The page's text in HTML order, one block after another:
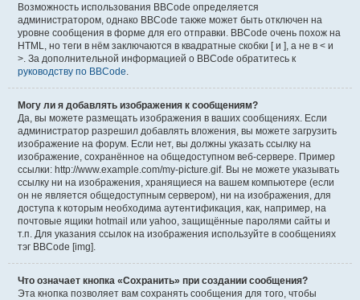
Возможность использования BBCode определяется
администратором, однако BBCode также может быть отключен на
уровне сообщения в форме для его отправки. BBCode очень похож на
HTML, но теги в нём заключаются в квадратные скобки [ и ], а не в < и
>. За дополнительной информацией о BBCode обратитесь к
руководству по BBCode.
Могу ли я добавлять изображения к сообщениям?
Да, вы можете размещать изображения в ваших сообщениях. Если
администратор разрешил добавлять вложения, вы можете загрузить
изображение на форум. Если нет, вы должны указать ссылку на
изображение, сохранённое на общедоступном веб-сервере. Пример
ссылки: http://www.example.com/my-picture.gif. Вы не можете указывать
ссылку ни на изображения, хранящиеся на вашем компьютере (если
он не является общедоступным сервером), ни на изображения, для
доступа к которым необходима аутентификация, как, например, на
почтовые ящики hotmail или yahoo, защищённые паролями сайты и
т.п. Для указания ссылок на изображения используйте в сообщениях
тэг BBCode [img].
Что означает кнопка «Сохранить» при создании сообщения?
Эта кнопка позволяет вам сохранять сообщения для того, чтобы